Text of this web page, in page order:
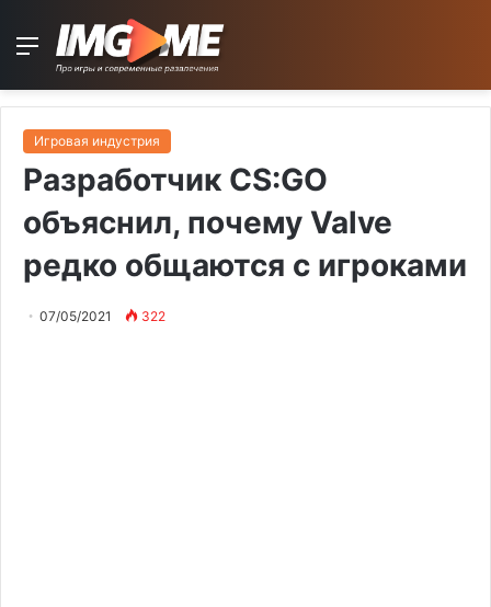
Menu
Игровая индустрия
Разработчик CS:GO
объяснил, почему Valve
редко общаются с игроками
07/05/2021 322